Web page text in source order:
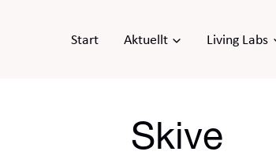
Start Aktuellt Living Labs
Skive